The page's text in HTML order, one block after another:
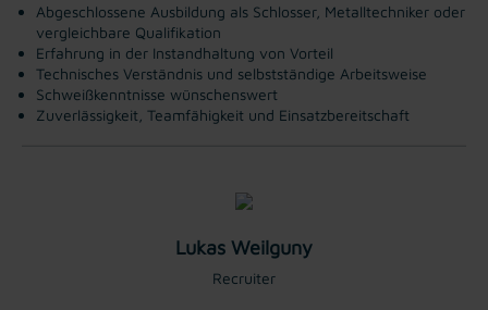
Abgeschlossene Ausbildung als Schlosser, Metalltechniker oder
vergleichbare Qualifikation
Erfahrung in der Instandhaltung von Vorteil
Technisches Verständnis und selbstständige Arbeitsweise
Schweißkenntnisse wünschenswert
Zuverlässigkeit, Teamfähigkeit und Einsatzbereitschaft
Lukas Weilguny
Recruiter